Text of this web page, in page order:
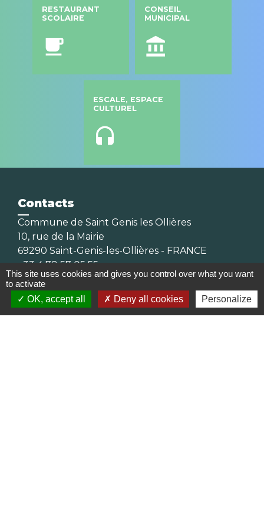
RESTAURANT
SCOLAIRE
local_cafe
CONSEIL
MUNICIPAL
account_balance
ESCALE, ESPACE
CULTUREL
headset
Contacts
Commune de Saint Genis les Ollières
10, rue de la Mairie
69290 Saint-Genis-les-Ollières - FRANCE
+33 4 78 57 05 55
Contact par formulaire
Horaires
This site uses cookies and gives you control over what you want
to activate
OK, accept all
Deny all cookies Personalize